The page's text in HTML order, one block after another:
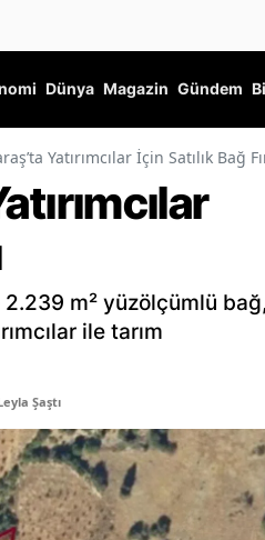
Dünya Magazin Gündem
Yatırımcılar İçin Satılık Bağ
m² yüzölçümlü bağ,
ile tarım
Şaştı